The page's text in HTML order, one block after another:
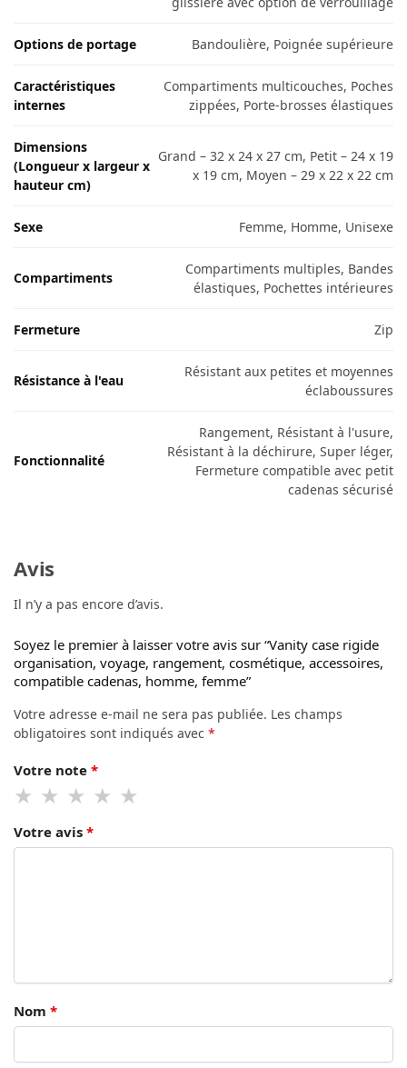
Options de portage Bandoulière, Poignée supérieure
Caractéristiques
internes
Compartiments multicouches, Poches
zippées, Porte-brosses élastiques
Dimensions
(Longueur x largeur x
hauteur cm)
Grand – 32 x 24 x 27 cm, Petit – 24 x 19
x 19 cm, Moyen – 29 x 22 x 22 cm
Sexe Femme, Homme, Unisexe
Compartiments
Compartiments multiples, Bandes
élastiques, Pochettes intérieures
Fermeture Zip
Résistance à l'eau
Résistant aux petites et moyennes
éclaboussures
Fonctionnalité
Rangement, Résistant à l'usure,
Résistant à la déchirure, Super léger,
Fermeture compatible avec petit
cadenas sécurisé
Avis
Il n’y a pas encore d’avis.
Soyez le premier à laisser votre avis sur “Vanity case rigide
organisation, voyage, rangement, cosmétique, accessoires,
compatible cadenas, homme, femme”
Votre adresse e-mail ne sera pas publiée. Les champs
obligatoires sont indiqués avec *
Votre note *
Votre avis *
Nom *